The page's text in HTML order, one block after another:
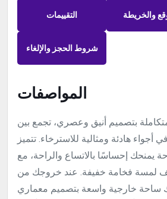
التقييمات والخريطة
شروط الحجز والإلغاء
المواصفات
بتصميم أنيق وعصري، تجمع بين
أجواء هادئة ومثالية للاسترخاء. تتميز
يمنحك إحساسًا بالاتساع والراحة، مع
لمسة فخامة خفيفة. عند خروجك من
ساحة خارجية واسعة بتصميم معماري